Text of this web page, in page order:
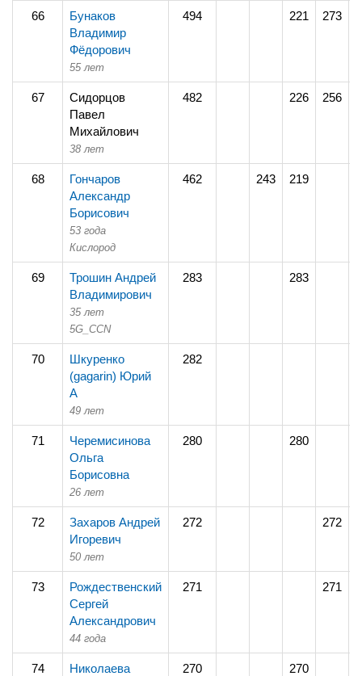
66
Бунаков
Владимир
Фёдорович
55 лет
494 221 273
67
Сидорцов
Павел
Михайлович
38 лет
482 226 256
68
Гончаров
Александр
Борисович
53 года
Кислород
462 243 219
69
Трошин Андрей
Владимирович
35 лет
5G_CCN
283 283
70
Шкуренко
(gagarin) Юрий
А
49 лет
282
71
Черемисинова
Ольга
Борисовна
26 лет
280 280
72
Захаров Андрей
Игоревич
50 лет
272 272
73
Рождественский
Сергей
Александрович
44 года
271 271
74
Николаева
270 270